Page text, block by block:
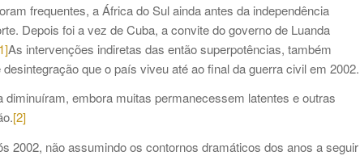
frequentes, a África do Sul ainda antes da independência
Depois foi a vez de Cuba, a convite do governo de Luanda
As intervenções indiretas das então superpotências, também
que o país viveu até ao final da guerra civil em 2002.
embora muitas permanecessem latentes e outras
[2]
2002, não assumindo os contornos dramáticos dos anos a seguir